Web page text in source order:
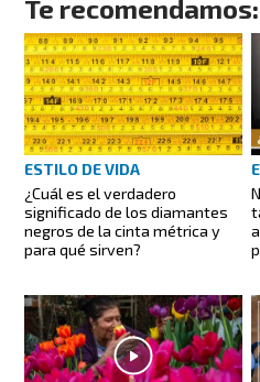
Te recomendamos:
ESTILO DE VIDA
¿Cuál es el verdadero
significado de los diamantes
negros de la cinta métrica y
para qué sirven?